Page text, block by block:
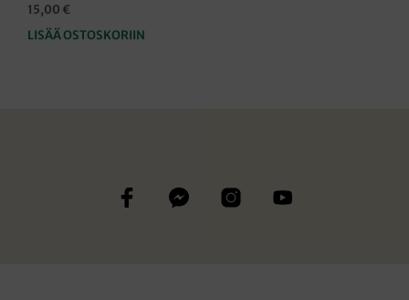
15,00 €
LISÄÄ OSTOSKORIIN